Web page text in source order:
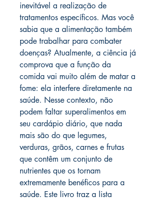
inevitável a realização de
tratamentos específicos. Mas você
sabia que a alimentação também
pode trabalhar para combater
doenças? Atualmente, a ciência já
comprova que a função da
comida vai muito além de matar a
fome: ela interfere diretamente na
saúde. Nesse contexto, não
podem faltar superalimentos em
seu cardápio diário, que nada
mais são do que legumes,
verduras, grãos, carnes e frutas
que contêm um conjunto de
nutrientes que os tornam
extremamente benéficos para a
saúde. Este livro traz a lista